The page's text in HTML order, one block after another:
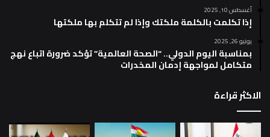
أغسطس 10, 2025
إذا تكلمت بالكلمة ملكتك وإذا لم تتكلم بها ملكتها
يونيو 26, 2025
بمناسبة اليوم الدولي.. “الصحة العالمية” تؤكد ضرورة اتباع نهج
متكامل لمواجهة إدمان المخدرات
الاكثر قراءة